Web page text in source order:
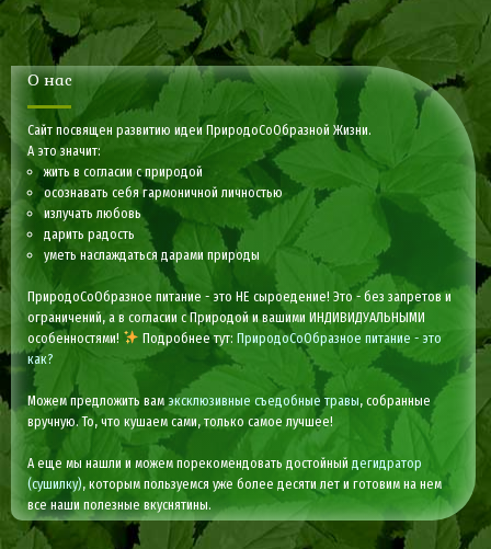
О нас
Сайт посвящен развитию идеи ПриродоСоОбразной Жизни.
А это значит:
жить в согласии с природой
осознавать себя гармоничной личностью
излучать любовь
дарить радость
уметь наслаждаться дарами природы
ПриродоСоОбразное питание - это НЕ сыроедение! Это - без запретов и
ограничений, а в согласии с Природой и вашими ИНДИВИДУАЛЬНЫМИ
особенностями!
Подробнее тут: ПриродоСоОбразное питание - это
как?
Можем предложить вам эксклюзивные съедобные травы, собранные
вручную. То, что кушаем сами, только самое лучшее!
А еще мы нашли и можем порекомендовать достойныйдегидратор
(сушилку), которым пользуемся уже более десяти лет и готовим на нем
все наши полезные вкуснятины.